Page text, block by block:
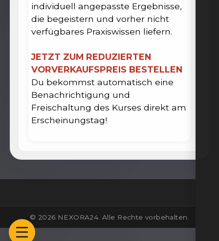
individuell angepasste Ergebnisse,
die begeistern und vorher nicht
verfügbares Praxiswissen liefern.
JETZT ZUM REDUZIERTEN
VORVERKAUFSPREIS BESTELLEN
Du bekommst automatisch eine
Benachrichtigung und
Freischaltung des Kurses direkt am
Erscheinungstag!
© 2026 NEXORA24. Alle Rechte vorbehalten.